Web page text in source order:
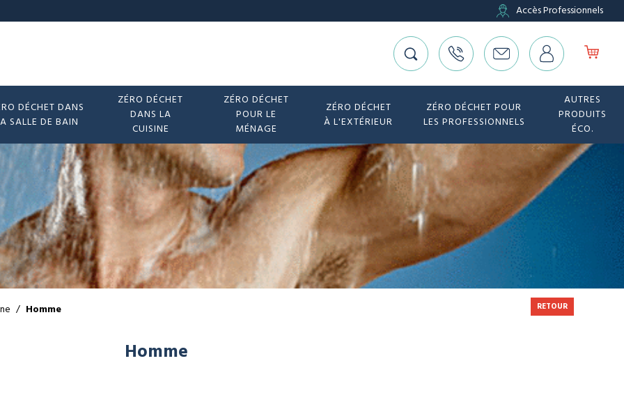
Accès Professionnels
DÉCHET DANS
SALLE DE BAIN
ZÉRO DÉCHET
DANS LA
CUISINE
ZÉRO DÉCHET
POUR LE
MÉNAGE
ZÉRO DÉCHET
À L'EXTÉRIEUR
ZÉRO DÉCHET POUR
LES PROFESSIONNELS
AUTRES
PRODUITS
ÉCO.
/ Homme RETOUR
Homme